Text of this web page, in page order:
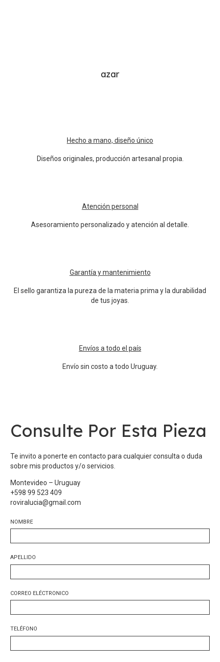
azar
Hecho a mano, diseño único
Diseños originales, producción artesanal propia.
Atención personal
Asesoramiento personalizado y atención al detalle.
Garantía y mantenimiento
El sello garantiza la pureza de la materia prima y la durabilidad
de tus joyas.
Envíos a todo el país
Envío sin costo a todo Uruguay.
Consulte Por Esta Pieza
Te invito a ponerte en contacto para cualquier consulta o duda
sobre mis productos y/o servicios.
Montevideo – Uruguay
+598 99 523 409
roviralucia@gmail.com
NOMBRE
APELLIDO
CORREO ELÉCTRONICO
TELÉFONO